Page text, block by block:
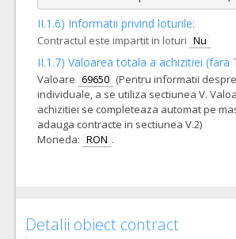
II.1.6) Informatii privind loturile:
Contractul este impartit in loturi Nu
II.1.7) Valoarea totala a achizitiei (fara
Valoare 69650 (Pentru informatii
individuale, a se utiliza sectiunea V.
achizitiei se completeaza automat pe
adauga contracte in sectiunea V.2)
Moneda: RON .
Detalii obiect contract